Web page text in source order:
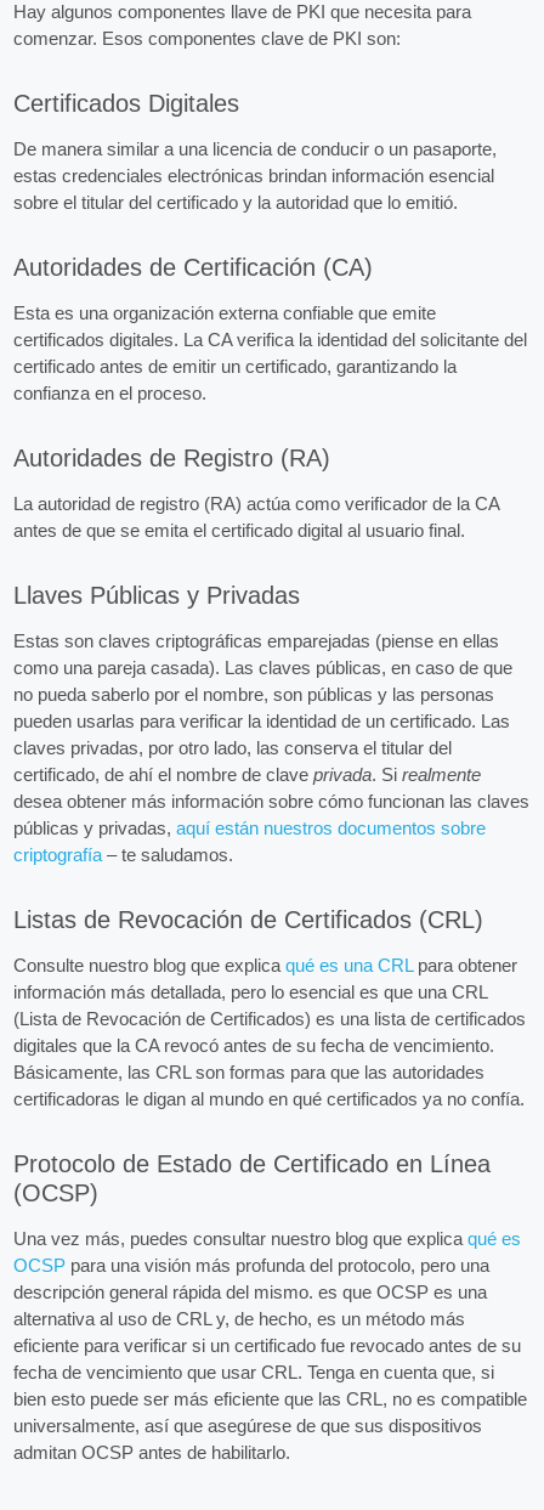
Hay algunos componentes llave de PKI que necesita para
comenzar. Esos componentes clave de PKI son:
Certificados Digitales
De manera similar a una licencia de conducir o un pasaporte,
estas credenciales electrónicas brindan información esencial
sobre el titular del certificado y la autoridad que lo emitió.
Autoridades de Certificación (CA)
Esta es una organización externa confiable que emite
certificados digitales. La CA verifica la identidad del solicitante del
certificado antes de emitir un certificado, garantizando la
confianza en el proceso.
Autoridades de Registro (RA)
La autoridad de registro (RA) actúa como verificador de la CA
antes de que se emita el certificado digital al usuario final.
Llaves Públicas y Privadas
Estas son claves criptográficas emparejadas (piense en ellas
como una pareja casada). Las claves públicas, en caso de que
no pueda saberlo por el nombre, son públicas y las personas
pueden usarlas para verificar la identidad de un certificado. Las
claves privadas, por otro lado, las conserva el titular del
certificado, de ahí el nombre de claveprivada. Sirealmente
desea obtener más información sobre cómo funcionan las claves
públicas y privadas,aquí están nuestros documentos sobre
criptografía – te saludamos.
Listas de Revocación de Certificados (CRL)
Consulte nuestro blog que explicaqué es una CRLpara obtener
información más detallada, pero lo esencial es que una CRL
(Lista de Revocación de Certificados) es una lista de certificados
digitales que la CA revocó antes de su fecha de vencimiento.
Básicamente, las CRL son formas para que las autoridades
certificadoras le digan al mundo en qué certificados ya no confía.
Protocolo de Estado de Certificado en Línea
(OCSP)
Una vez más, puedes consultar nuestro blog que explicaqué es
OCSP para una visión más profunda del protocolo, pero una
descripción general rápida del mismo. es que OCSP es una
alternativa al uso de CRL y, de hecho, es un método más
eficiente para verificar si un certificado fue revocado antes de su
fecha de vencimiento que usar CRL. Tenga en cuenta que, si
bien esto puede ser más eficiente que las CRL, no es compatible
universalmente, así que asegúrese de que sus dispositivos
admitan OCSP antes de habilitarlo.